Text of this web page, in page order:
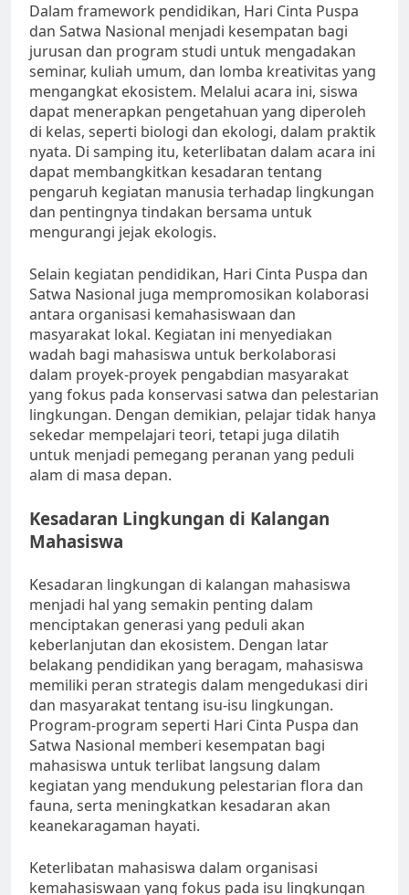
Dalam framework pendidikan, Hari Cinta Puspa
dan Satwa Nasional menjadi kesempatan bagi
jurusan dan program studi untuk mengadakan
seminar, kuliah umum, dan lomba kreativitas yang
mengangkat ekosistem. Melalui acara ini, siswa
dapat menerapkan pengetahuan yang diperoleh
di kelas, seperti biologi dan ekologi, dalam praktik
nyata. Di samping itu, keterlibatan dalam acara ini
dapat membangkitkan kesadaran tentang
pengaruh kegiatan manusia terhadap lingkungan
dan pentingnya tindakan bersama untuk
mengurangi jejak ekologis.
Selain kegiatan pendidikan, Hari Cinta Puspa dan
Satwa Nasional juga mempromosikan kolaborasi
antara organisasi kemahasiswaan dan
masyarakat lokal. Kegiatan ini menyediakan
wadah bagi mahasiswa untuk berkolaborasi
dalam proyek-proyek pengabdian masyarakat
yang fokus pada konservasi satwa dan pelestarian
lingkungan. Dengan demikian, pelajar tidak hanya
sekedar mempelajari teori, tetapi juga dilatih
untuk menjadi pemegang peranan yang peduli
alam di masa depan.
Kesadaran Lingkungan di Kalangan
Mahasiswa
Kesadaran lingkungan di kalangan mahasiswa
menjadi hal yang semakin penting dalam
menciptakan generasi yang peduli akan
keberlanjutan dan ekosistem. Dengan latar
belakang pendidikan yang beragam, mahasiswa
memiliki peran strategis dalam mengedukasi diri
dan masyarakat tentang isu-isu lingkungan.
Program-program seperti Hari Cinta Puspa dan
Satwa Nasional memberi kesempatan bagi
mahasiswa untuk terlibat langsung dalam
kegiatan yang mendukung pelestarian flora dan
fauna, serta meningkatkan kesadaran akan
keanekaragaman hayati.
Keterlibatan mahasiswa dalam organisasi
kemahasiswaan yang fokus pada isu lingkungan